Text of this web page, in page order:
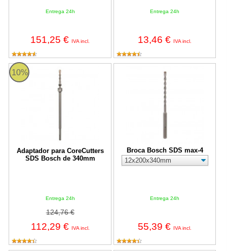
Entrega 24h
151,25 € IVA incl.
Entrega 24h
13,46 € IVA incl.
10%
Adaptador para CoreCutters
SDS Bosch de 340mm
Entrega 24h
124,76 €
112,29 € IVA incl.
Adaptador para CoreCutters SDS Bosch de 340mm
Broca Bosch SDS max-4
Entrega 24h
55,39 € IVA incl.